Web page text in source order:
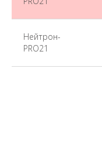
Нейтрон-
PRO21